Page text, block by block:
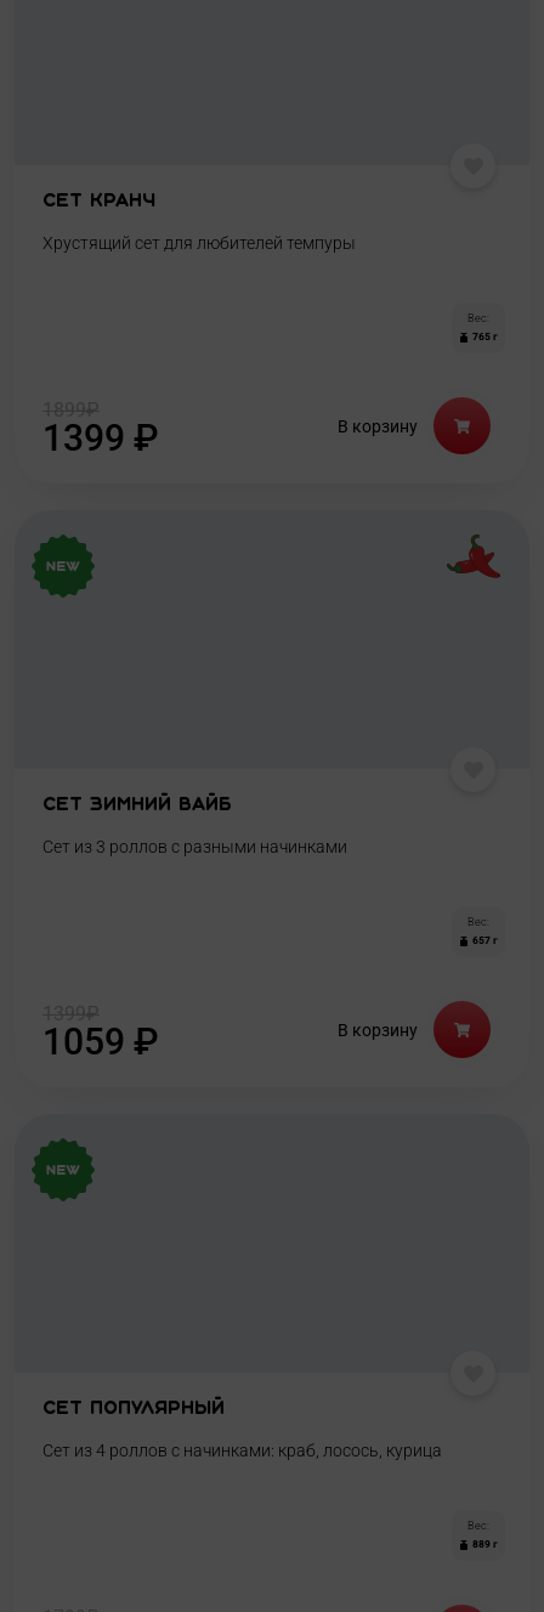
Сет Кранч
Хрустящий сет для любителей темпуры
Вес:
765 г
1399 ₽ В корзину
Сет Зимний Вайб
Сет из 3 роллов с разными начинками
Вес:
657 г
1059 ₽ В корзину
Сет Популярный
Сет из 4 роллов с начинками: краб, лосось, курица
Вес:
889 г